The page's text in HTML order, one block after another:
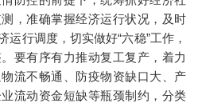
，准确掌握经济运行状况，及时
行调度，切实做好“六稳”工作，
要有序有力推动复工复产，着力
流不畅通、防疫物资缺口大、产
流动资金短缺等瓶颈制约，分类